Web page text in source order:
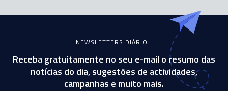
NEWSLETTERS DIÁRIO
Receba gratuitamente no seu e-mail o resumo das
notícias do dia, sugestões de actividades,
campanhas e muito mais.